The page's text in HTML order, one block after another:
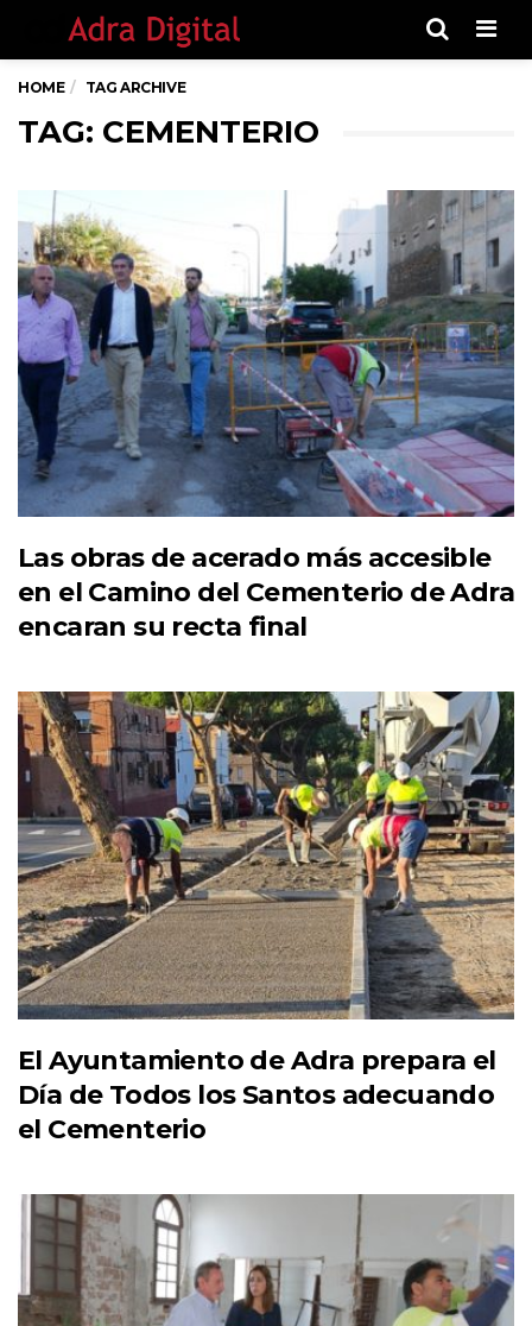
HOME TAG ARCHIVE
TAG: CEMENTERIO
Las obras de acerado más accesible
en el Camino del Cementerio de Adra
encaran su recta final
El Ayuntamiento de Adra prepara el
Día de Todos los Santos adecuando
el Cementerio